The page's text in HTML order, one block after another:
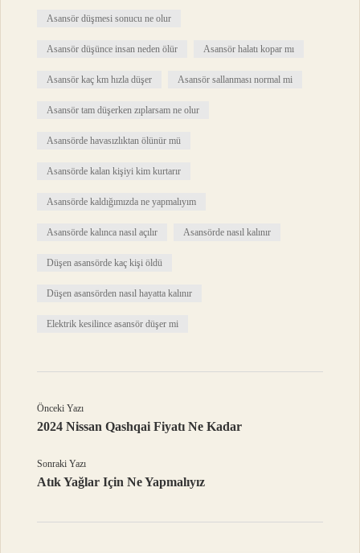
Asansör düşmesi sonucu ne olur
Asansör düşünce insan neden ölür Asansör halatı kopar mı
Asansör kaç km hızla düşer Asansör sallanması normal mi
Asansör tam düşerken zıplarsam ne olur
Asansörde havasızlıktan ölünür mü
Asansörde kalan kişiyi kim kurtarır
Asansörde kaldığımızda ne yapmalıyım
Asansörde kalınca nasıl açılır Asansörde nasıl kalınır
Düşen asansörde kaç kişi öldü
Düşen asansörden nasıl hayatta kalınır
Elektrik kesilince asansör düşer mi
Önceki Yazı
2024 Nissan Qashqai Fiyatı Ne Kadar
Sonraki Yazı
Atık Yağlar Için Ne Yapmalıyız